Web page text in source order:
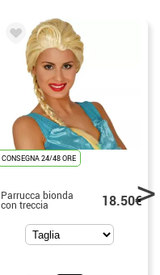
CONSEGNA 24/48 ORE
Parrucca bionda
con treccia 18.50€